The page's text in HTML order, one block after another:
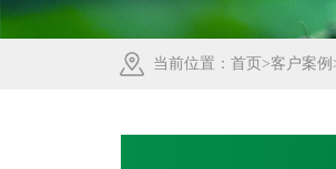
当前位置： 首页 >客户案例